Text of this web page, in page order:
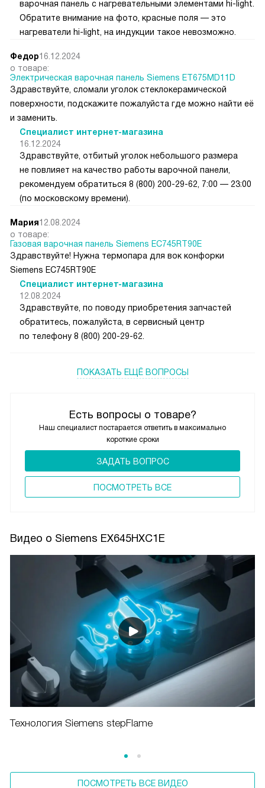
Есть вопросы о товаре?
Наш специалист постарается ответить в максимально
короткие сроки
ЗАДАТЬ ВОПРОС
ПОCМОТРЕТЬ ВСЕ
варочная панель с нагревательными элементами hi-light.
Обратите внимание на фото, красные поля — это
нагреватели hi-light, на индукции такое невозможно.
Федор16.12.2024
о товаре:
Электрическая варочная панель Siemens ET675MD11D
Здравствуйте, сломали уголок стеклокерамической
поверхности, подскажите пожалуйста где можно найти её
и заменить.
Специалист интернет-магазина
16.12.2024
Здравствуйте, отбитый уголок небольшого размера
не повлияет на качество работы варочной панели,
рекомендуем обратиться 8 (800) 200-29-62, 7:00 — 23:00
(по московскому времени).
Мария12.08.2024
о товаре:
Газовая варочная панель Siemens EC745RT90E
Здравствуйте! Нужна термопара для вок конфорки
Siemens EC745RT90E
Специалист интернет-магазина
12.08.2024
Здравствуйте, по поводу приобретения запчастей
обратитесь, пожалуйста, в сервисный центр
по телефону 8 (800) 200-29-62.
ПОКАЗАТЬ ЕЩЁ ВОПРОСЫ
Видео о Siemens EX645HXC1E
Технология Siemens stepFlame
ПОСМОТРЕТЬ ВСЕ ВИДЕО